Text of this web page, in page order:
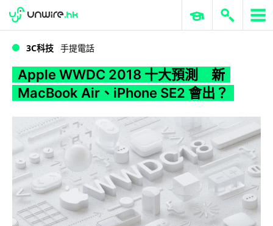
WWDC 2026 ERP 與商業 AI
3C科技 手提電話
Apple WWDC 2018 十大預測 新
MacBook Air、iPhone SE2 會出？